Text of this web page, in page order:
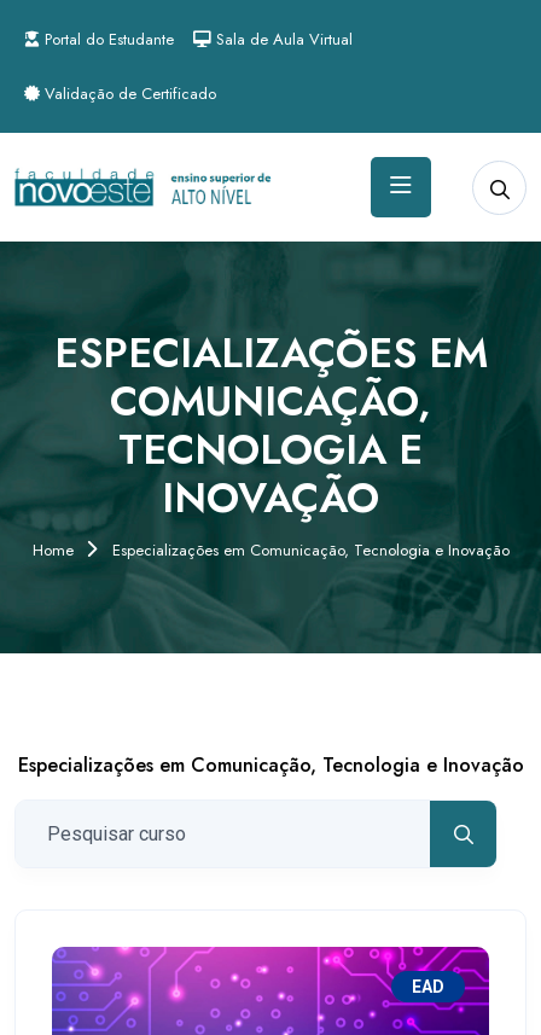
Portal do Estudante Sala de Aula Virtual
Validação de Certificado
ESPECIALIZAÇÕES EM
COMUNICAÇÃO,
TECNOLOGIA E
INOVAÇÃO
Home Especializações em Comunicação, Tecnologia e Inovação
Especializações em Comunicação, Tecnologia e Inovação
EAD